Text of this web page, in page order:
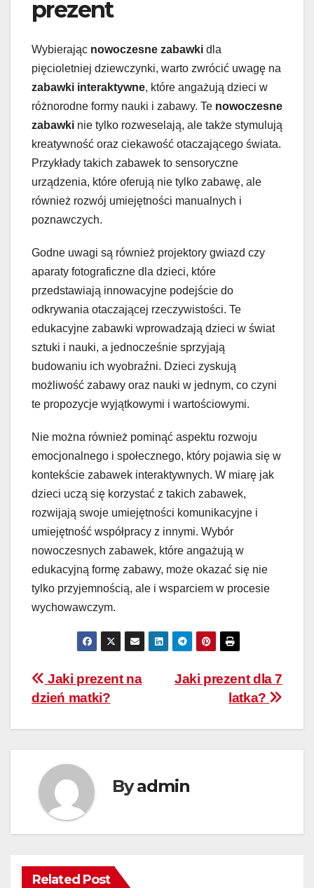
prezent
Wybierając nowoczesne zabawki dla
pięcioletniej dziewczynki, warto zwrócić uwagę na
zabawki interaktywne, które angażują dzieci w
różnorodne formy nauki i zabawy. Te nowoczesne
zabawki nie tylko rozweselają, ale także stymulują
kreatywność oraz ciekawość otaczającego świata.
Przykłady takich zabawek to sensoryczne
urządzenia, które oferują nie tylko zabawę, ale
również rozwój umiejętności manualnych i
poznawczych.
Godne uwagi są również projektory gwiazd czy
aparaty fotograficzne dla dzieci, które
przedstawiają innowacyjne podejście do
odkrywania otaczającej rzeczywistości. Te
edukacyjne zabawki wprowadzają dzieci w świat
sztuki i nauki, a jednocześnie sprzyjają
budowaniu ich wyobraźni. Dzieci zyskują
możliwość zabawy oraz nauki w jednym, co czyni
te propozycje wyjątkowymi i wartościowymi.
Nie można również pominąć aspektu rozwoju
emocjonalnego i społecznego, który pojawia się w
kontekście zabawek interaktywnych. W miarę jak
dzieci uczą się korzystać z takich zabawek,
rozwijają swoje umiejętności komunikacyjne i
umiejętność współpracy z innymi. Wybór
nowoczesnych zabawek, które angażują w
edukacyjną formę zabawy, może okazać się nie
tylko przyjemnością, ale i wsparciem w procesie
wychowawczym.
Nawigacja
wpisu
Jaki prezent dla 7
latka?
Jaki prezent na
dzień matki?
Byadmin
Related Post